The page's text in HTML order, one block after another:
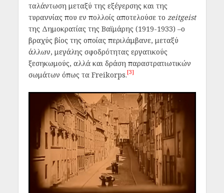
ταλάντωση μεταξύ της εξέγερσης και της
τυραννίας που εν πολλοίς αποτελούσε το zeitgeist
της Δημοκρατίας της Βαϊμάρης (1919-1933) –ο
βραχύς βίος της οποίας περιλάμβανε, μεταξύ
άλλων, μεγάλης σφοδρότητας εργατικούς
ξεσηκωμούς, αλλά και δράση παραστρατιωτικών
σωμάτων όπως τα Freikorps.[3]